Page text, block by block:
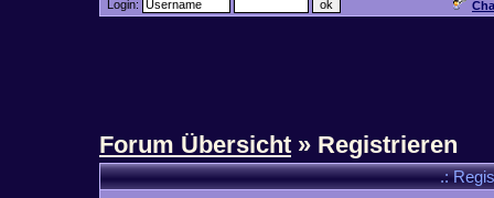
Login:
Forum Übersicht » Registrieren
.: